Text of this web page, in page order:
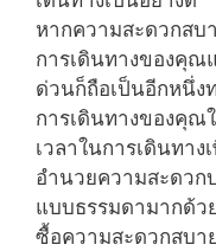
หากความสะดวกส
การเดินทางของคุณ
ด่วนก็ถือเป็นอีกหนึ่ง
การเดินทางของคุณ
เวลาในการเดินทา
อำนวยความสะดวก
แบบธรรมดามากด้ว
ซื้อความสะดวกสบ